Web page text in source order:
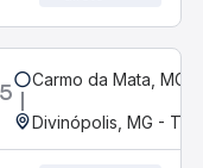
Carmo da Mata, MG
Divinópolis, MG -